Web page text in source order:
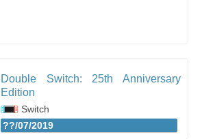
Double Switch: 25th Anniversary
Edition
Switch
??/07/2019